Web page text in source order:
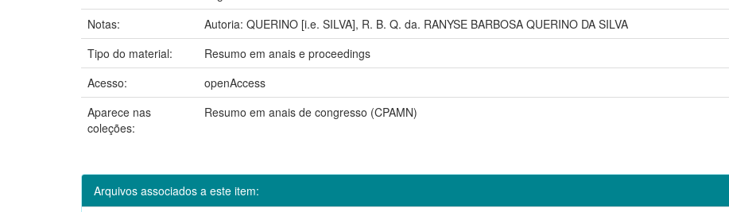
Notas:
Autoria: QUERINO [i.e. SILVA], R. B. Q. da. RANYSE BARBOSA QUERINO DA SILVA
Tipo do material:
Resumo em anais e proceedings
Acesso:
openAccess
Aparece nas
coleções:
Resumo em anais de congresso (CPAMN)
Arquivos associados a este item: